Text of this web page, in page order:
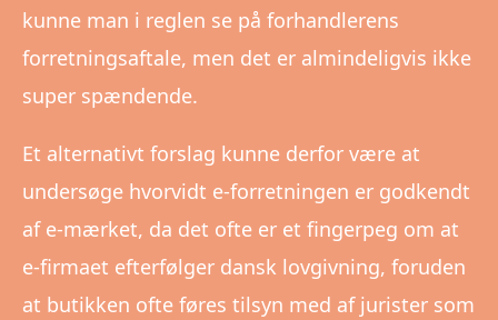
kunne man i reglen se på forhandlerens
forretningsaftale, men det er almindeligvis ikke
super spændende.
Et alternativt forslag kunne derfor være at
undersøge hvorvidt e-forretningen er godkendt
af e-mærket, da det ofte er et fingerpeg om at
e-firmaet efterfølger dansk lovgivning, foruden
at butikken ofte føres tilsyn med af jurister som